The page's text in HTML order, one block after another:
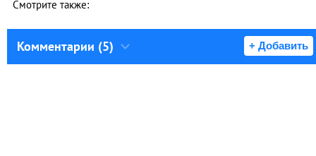
Смотрите также:
Комментарии (5) + Добавить